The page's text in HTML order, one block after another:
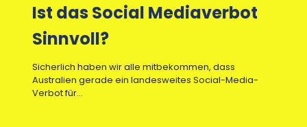
Ist das Social Mediaverbot
Sinnvoll?
Sicherlich haben wir alle mitbekommen, dass
Australien gerade ein landesweites Social-Media-
Verbot für…